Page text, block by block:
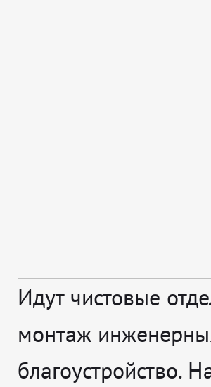
Идут чистовые
монтаж
благоустройство.